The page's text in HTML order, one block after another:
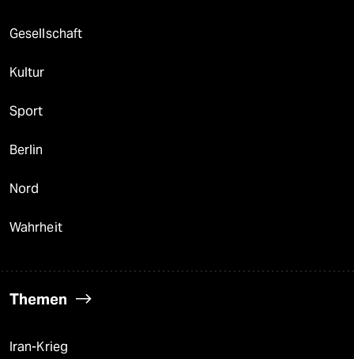
Gesellschaft
Kultur
Sport
Berlin
Nord
Wahrheit
Themen
Iran-Krieg